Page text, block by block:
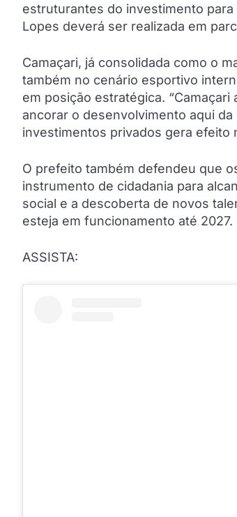
estruturantes do investimento
Lopes deverá ser realizada em
Camaçari, já consolidada como o
também no cenário esportivo
em posição estratégica.
ancorar o desenvolvimento aqui
investimentos privados gera efeito
O prefeito também defendeu que
instrumento de cidadania para
social e a descoberta de novos
esteja em funcionamento até 2027.
ASSISTA: